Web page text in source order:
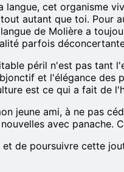
langue, cet organisme
autant que toi. Pour
de Molière a
parfois
péril n'est pas tant
et l'élégance des
est ce qui a fait de
jeune ami, à ne pas
avec panache.
de poursuivre cette